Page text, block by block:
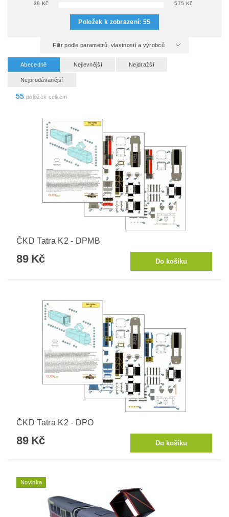
39 Kč 575 Kč
Položek k zobrazení:55
Filtr podle parametrů, vlastností a výrobců
Abecedně Nejlevnější Nejdražší
Nejprodávanější
55 položek celkem
ČKD Tatra K2 - DPMB
89 Kč
ČKD Tatra K2 - DPO
89 Kč
Novinka